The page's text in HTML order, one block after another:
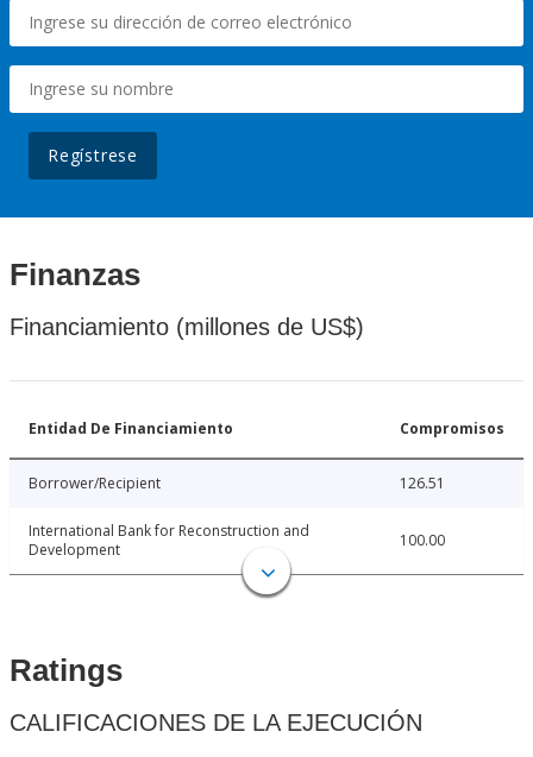
Regístrese
Finanzas
Financiamiento (millones de US$)
Entidad De Financiamiento Compromisos
Borrower/Recipient 126.51
International Bank for Reconstruction and
Development
100.00
Ratings
CALIFICACIONES DE LA EJECUCIÓN